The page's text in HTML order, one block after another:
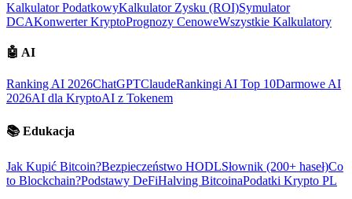
Kalkulator PodatkowyKalkulator Zysku (ROI)Symulator
DCAKonwerter KryptoPrognozy CenoweWszystkie Kalkulatory
🤖 AI
Ranking AI 2026ChatGPTClaudeRankingi AI Top 10Darmowe AI
2026AI dla KryptoAI z Tokenem
📚 Edukacja
Jak Kupić Bitcoin?Bezpieczeństwo HODLSłownik (200+ haseł)Co
to Blockchain?Podstawy DeFiHalving BitcoinaPodatki Krypto PL